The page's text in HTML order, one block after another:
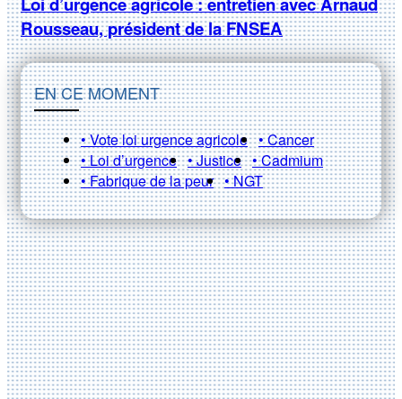
Rousseau, président de la FNSEA
EN CE MOMENT
• Vote loi urgence agricole • Cancer
• Loi d’urgence • Justice • Cadmium
• Fabrique de la peur • NGT